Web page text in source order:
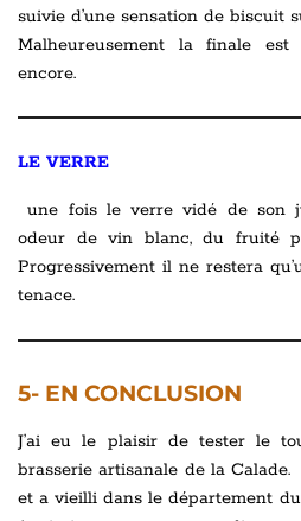
suivie d’une sensation de biscuit
Malheureusement la finale
encore.
LE VERRE
une fois le verre vidé de son
odeur de vin blanc, du fruité
Progressivement il ne restera
tenace.
5- EN CONCLUSION
J’ai eu le plaisir de tester le
brasserie artisanale de la
et a vieilli dans le département